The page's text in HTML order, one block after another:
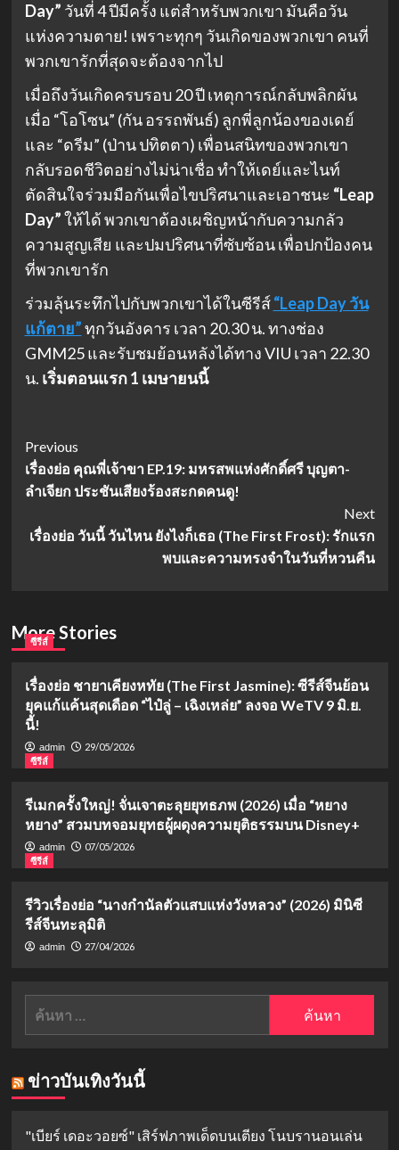
Day” วันที่ 4 ปีมีครั้ง แต่สำหรับพวกเขา มันคือวัน
แห่งความตาย! เพราะทุกๆ วันเกิดของพวกเขา คนที่
พวกเขารักที่สุดจะต้องจากไป
เมื่อถึงวันเกิดครบรอบ 20 ปี เหตุการณ์กลับพลิกผัน
เมื่อ “โอโซน” (กัน อรรถพันธ์) ลูกพี่ลูกน้องของเดย์
และ “ดรีม” (ป่าน ปทิตตา) เพื่อนสนิทของพวกเขา
กลับรอดชีวิตอย่างไม่น่าเชื่อ ทำให้เดย์และไนท์
ตัดสินใจร่วมมือกันเพื่อไขปริศนาและเอาชนะ “Leap
Day”ให้ได้ พวกเขาต้องเผชิญหน้ากับความกลัว
ความสูญเสีย และปมปริศนาที่ซับซ้อน เพื่อปกป้องคน
ที่พวกเขารัก
ร่วมลุ้นระทึกไปกับพวกเขาได้ในซีรีส์“Leap Day วัน
แก้ตาย”ทุกวันอังคาร เวลา 20.30 น. ทางช่อง
GMM25 และรับชมย้อนหลังได้ทาง VIU เวลา 22.30
น. เริ่มตอนแรก 1 เมษายนนี้
Post
Navigation
Previous
เรื่องย่อ คุณพี่เจ้าขา EP.19: มหรสพแห่งศักดิ์ศรี บุญตา-
ลำเจียก ประชันเสียงร้องสะกดคนดู!
Next
เรื่องย่อ วันนี้ วันไหน ยังไงก็เธอ (The First Frost): รักแรก
พบและความทรงจำในวันที่หวนคืน
More Stories
ซีรีส์
เรื่องย่อ ชายาเคียงหทัย (The First Jasmine): ซีรีส์จีนย้อน
ยุคแก้แค้นสุดเดือด “ไป๋ลู่ – เฉิงเหล่ย” ลงจอ WeTV 9 มิ.ย.
นี้!
admin
29/05/2026
ซีรีส์
รีเมกครั้งใหญ่! จั่นเจาตะลุยยุทธภพ (2026) เมื่อ “หยาง
หยาง” สวมบทจอมยุทธผู้ผดุงความยุติธรรมบน Disney+
admin
07/05/2026
ซีรีส์
รีวิวเรื่องย่อ “นางกำนัลตัวแสบแห่งวังหลวง” (2026) มินิซี
รีส์จีนทะลุมิติ
admin 27/04/2026
ค้นหา
ข่าวบันเทิงวันนี้
"เบียร์ เดอะวอยซ์" เสิร์ฟภาพเด็ดบนเตียง โนบรานอนเล่น